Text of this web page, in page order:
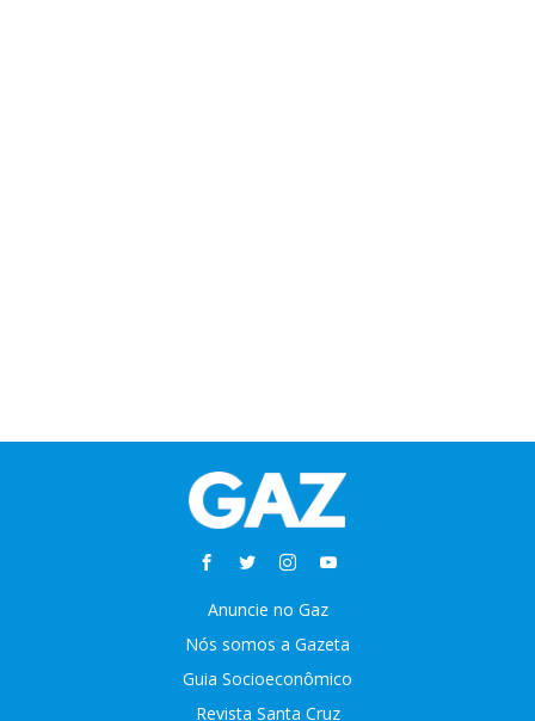
Anuncie no Gaz
Nós somos a Gazeta
Guia Socioeconômico
Revista Santa Cruz